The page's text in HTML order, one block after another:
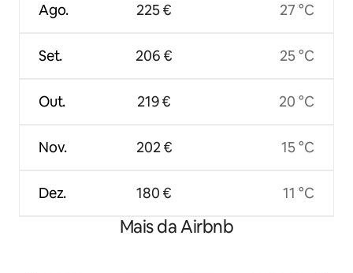
Ago.
Set.
Out.
Nov.
Dez.
225 €
206 €
219 €
202 €
180 €
27 °C
25 °C
20 °C
15 °C
11 °C
Mais da Airbnb